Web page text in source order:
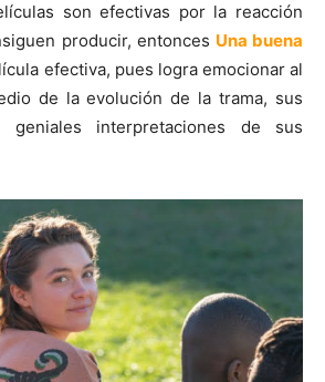
son efectivas por la reacción
producir, entonces Una buena
efectiva, pues logra emocionar al
de la evolución de la trama, sus
geniales interpretaciones de sus